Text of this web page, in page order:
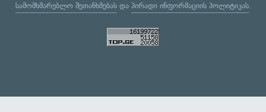
სამომხმარებლო შეთანხმებასდა პირადი ინფორმაციის პოლიტიკას.